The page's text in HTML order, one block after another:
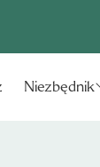
Niezbędnik